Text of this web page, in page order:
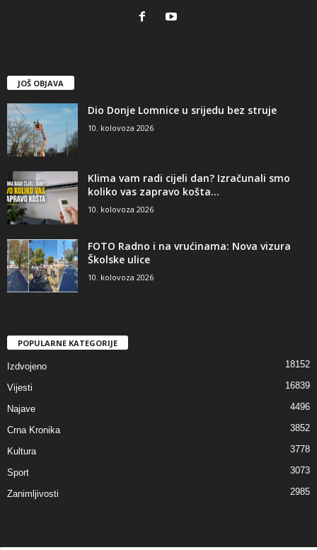
JOŠ OBJAVA
Dio Donje Lomnice u srijedu bez struje
10. kolovoza 2026
Klima vam radi cijeli dan? Izračunali smo
koliko vas zapravo košta...
10. kolovoza 2026
FOTO Radno i na vrućinama: Nova vizura
Školske ulice
10. kolovoza 2026
POPULARNE KATEGORIJE
Izdvojeno 18152
Vijesti 16839
Najave 4496
Crna Kronika 3852
Kultura 3778
Sport 3073
Zanimljivosti 2985